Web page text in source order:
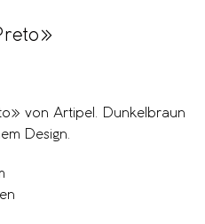
von Artipel. Dunkelbraun
Design.